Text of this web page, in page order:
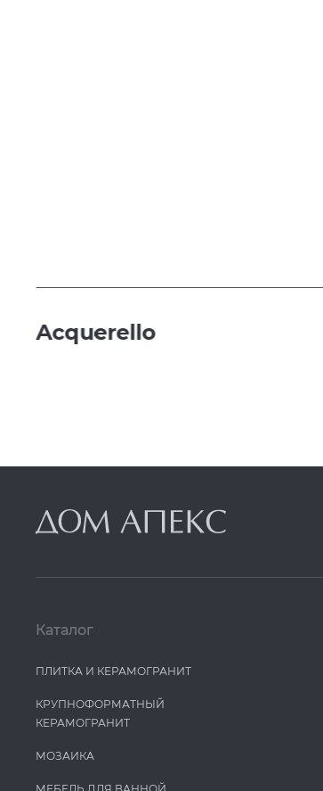
Acquerello
Каталог
ПЛИТКА И КЕРАМОГРАНИТ
КРУПНОФОРМАТНЫЙ
КЕРАМОГРАНИТ
МОЗАИКА